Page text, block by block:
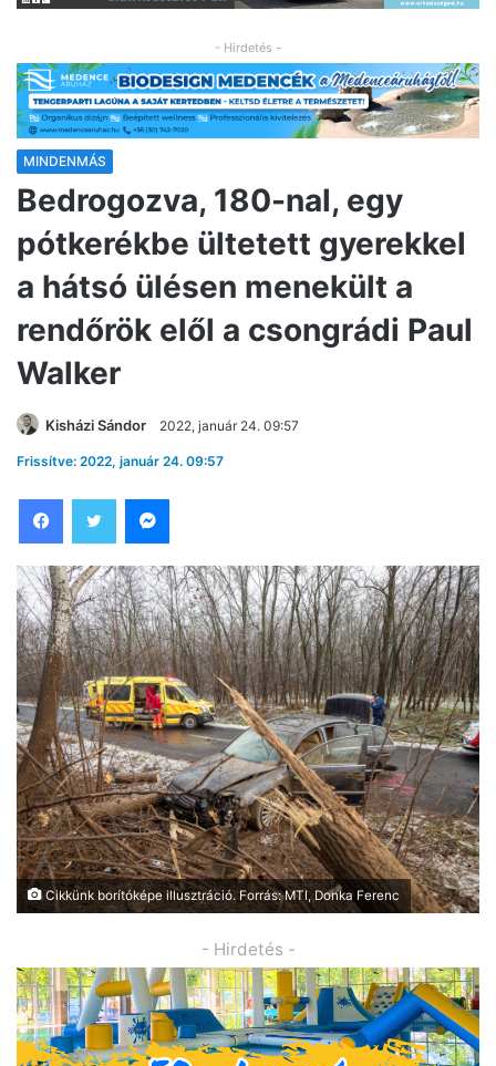
- Hirdetés -
MINDENMÁS
Bedrogozva, 180-nal, egy
pótkerékbe ültetett gyerekkel
a hátsó ülésen menekült a
rendőrök elől a csongrádi Paul
Walker
Kisházi Sándor 2022, január 24. 09:57
Frissítve: 2022, január 24. 09:57
Cikkünk borítóképe illusztráció. Forrás: MTI, Donka Ferenc
- Hirdetés -